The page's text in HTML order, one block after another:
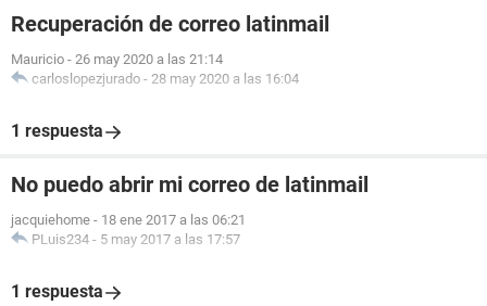
Recuperación de correo latinmail
Mauricio - 26 may 2020 a las 21:14
carloslopezjurado - 28 may 2020 a las 16:04
1 respuesta
No puedo abrir mi correo de latinmail
jacquiehome - 18 ene 2017 a las 06:21
PLuis234 - 5 may 2017 a las 17:57
1 respuesta